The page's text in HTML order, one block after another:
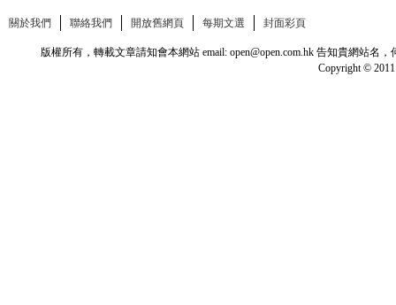
關於我們 聯絡我們 開放舊網頁 每期文選 封面彩頁
版權所有，轉載文章請知會本網站 email: open@open.com.hk 告知貴網站
Copyright © 2011